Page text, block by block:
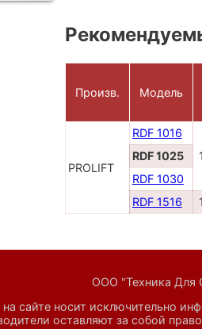
Произв. Модель
PROLIFT
RDF 1016
RDF 1025
RDF 1030
RDF 1516
ООО "Техника Для
сайте носит исключительно
оставляют за собой